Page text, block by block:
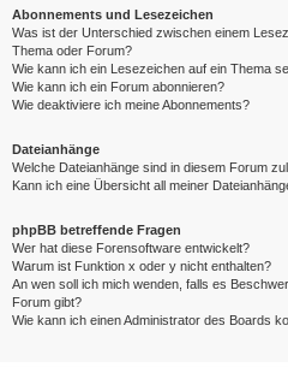
Abonnements und Lesezeichen
Was ist der Unterschied zwischen einem
Thema oder Forum?
Wie kann ich ein Lesezeichen auf ein Thema
Wie kann ich ein Forum abonnieren?
Wie deaktiviere ich meine Abonnements?
Dateianhänge
Welche Dateianhänge sind in diesem Forum
Kann ich eine Übersicht all meiner
phpBB betreffende Fragen
Wer hat diese Forensoftware entwickelt?
Warum ist Funktion x oder y nicht enthalten?
An wen soll ich mich wenden, falls es
Forum gibt?
Wie kann ich einen Administrator des Boards